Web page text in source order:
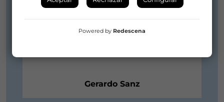
Gerardo Sanz
Powered by Redescena